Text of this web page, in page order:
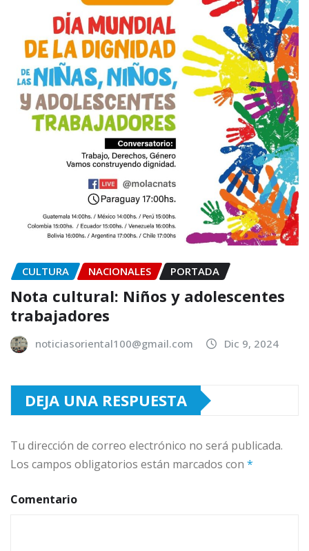
CULTURA NACIONALES PORTADA
Nota cultural: Niños y adolescentes
trabajadores
noticiasoriental100@gmail.com Dic 9, 2024
DEJA UNA RESPUESTA
Tu dirección de correo electrónico no será publicada.
Los campos obligatorios están marcados con *
Comentario